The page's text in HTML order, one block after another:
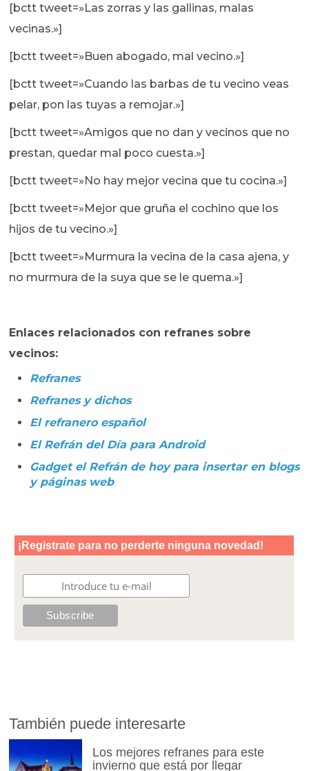
[bctt tweet=»Las zorras y las gallinas, malas
vecinas.»]
[bctt tweet=»Buen abogado, mal vecino.»]
[bctt tweet=»Cuando las barbas de tu vecino veas
pelar, pon las tuyas a remojar.»]
[bctt tweet=»Amigos que no dan y vecinos que no
prestan, quedar mal poco cuesta.»]
[bctt tweet=»No hay mejor vecina que tu cocina.»]
[bctt tweet=»Mejor que gruña el cochino que los
hijos de tu vecino.»]
[bctt tweet=»Murmura la vecina de la casa ajena, y
no murmura de la suya que se le quema.»]
Enlaces relacionados con refranes sobre
vecinos:
Refranes
Refranes y dichos
El refranero español
El Refrán del Día para Android
Gadget el Refrán de hoy para insertar en blogs
y páginas web
También puede interesarte
Los mejores refranes para este
invierno que está por llegar